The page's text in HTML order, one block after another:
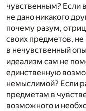
чувственным? Если
не дано никакого
почему разум,
своих предметов,
в нечувственный
идеализм сам не
единственную
немыслимой? Если
предметам в
возможного и